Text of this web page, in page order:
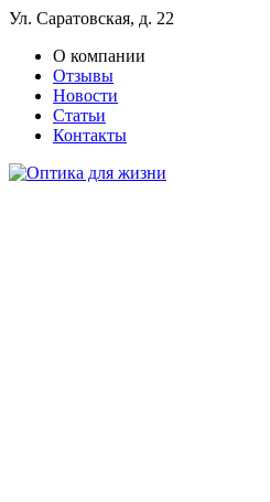
Ул. Саратовская, д. 22
О компании
Отзывы
Новости
Статьи
Контакты